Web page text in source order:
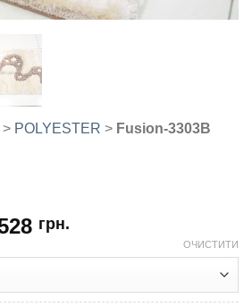
> POLYESTER > Fusion-3303B
грн.
ОЧИСТИТИ